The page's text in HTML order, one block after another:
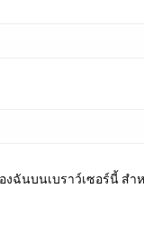
ฉันบนเบราว์เซอร์นี้ สำ